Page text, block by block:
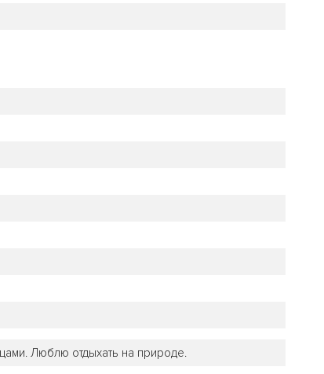
Люблю отдыхать на природе.